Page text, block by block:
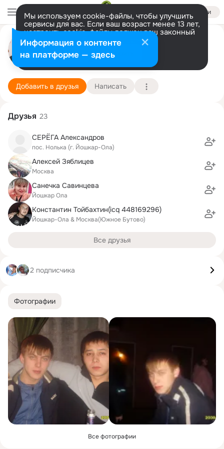
Войти
Мы используем cookie-файлы, чтобы улучшить
сервисы для вас. Если ваш возраст менее 13 лет,
настроить cookie-файлы должен ваш законный
представитель. Больше информации
Разрешить все Настроить
Саша Оскинов
Йошкар Ола
27 июля (37 лет)
Новоторъяльская cредняя школа
Подробнее
Добавить в друзья Написать
Фотографии
Все фотографии
Друзья 23
СЕРЁГА Александров
пос. Нолька (г. Йошкар-Ола)
Алексей Зяблицев
Москва
Санечка Савинцева
Йошкар Ола
Константин Тойбахтин(icq 448169296)
Йошкар-Ола & Москва(Южное Бутово)
Все друзья
2 подписчика
Информация о контенте
на платформе — здесь